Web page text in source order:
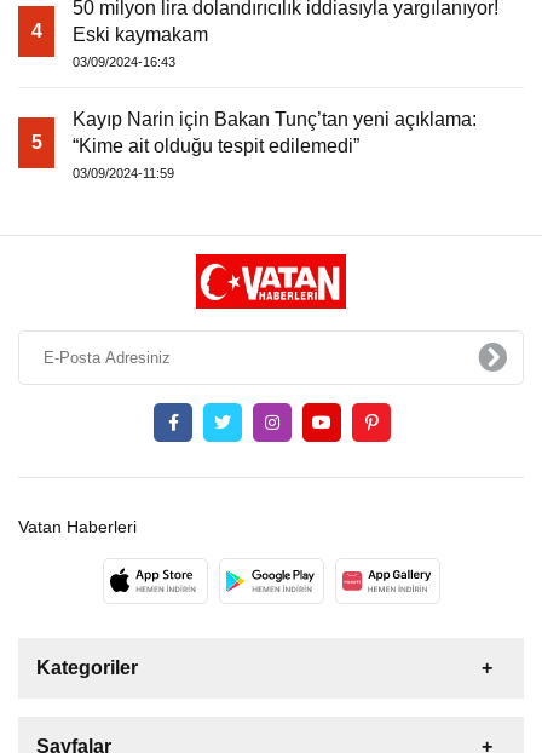
4
50 milyon lira dolandırıcılık iddiasıyla yargılanıyor!
Eski kaymakam
03/09/2024-16:43
5
Kayıp Narin için Bakan Tunç’tan yeni açıklama:
“Kime ait olduğu tespit edilemedi”
03/09/2024-11:59
Vatan Haberleri
Kategoriler
Sayfalar